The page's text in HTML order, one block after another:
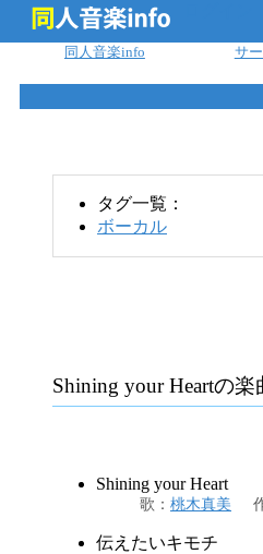
同人音楽info サ
タグ一覧：
ボーカル
Shining your Heartの楽
Shining your Heart
歌 ： 桃木真美
伝えたいキモチ